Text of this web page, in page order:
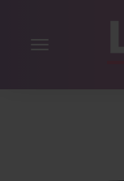
Включить